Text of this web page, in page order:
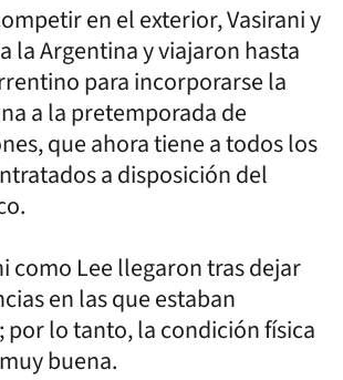
en el exterior, Vasirani y
la Argentina y viajaron hasta
para incorporarse la
a la pretemporada de
que ahora tiene a todos los
a disposición del
como Lee llegaron tras dejar
en las que estaban
lo tanto, la condición física
buena.